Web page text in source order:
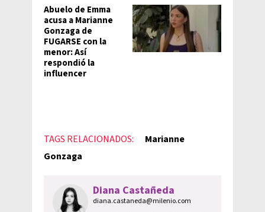
Abuelo de Emma
acusa a Marianne
Gonzaga de
FUGARSE con la
menor: Así
respondió la
influencer
TAGS RELACIONADOS:
Marianne
Gonzaga
Diana Castañeda
diana.castaneda@milenio.com